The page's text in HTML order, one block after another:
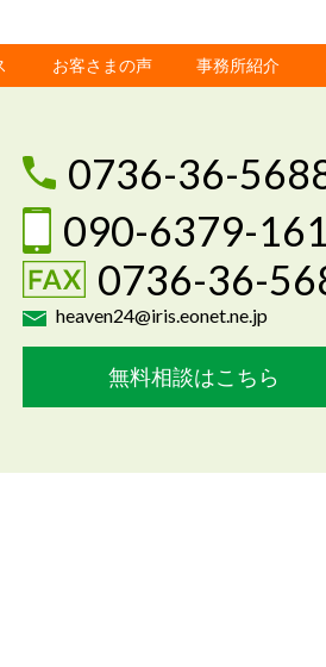
お客さまの声 事務所紹介
0736-36-
090-6379-
0736-36-
heaven24@iris.eonet.ne.jp
無料相談はこちら